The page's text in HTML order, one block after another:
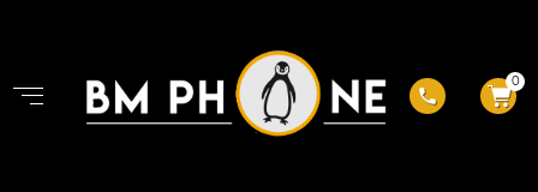
phone
0